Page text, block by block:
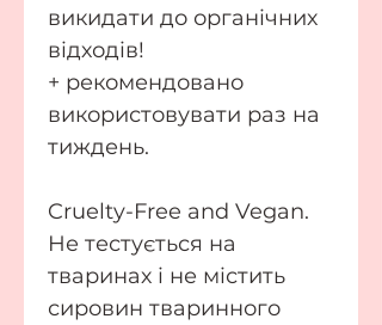
викидати до органічних
відходів!
+ рекомендовано
використовувати раз на
тиждень.
Cruelty-Free and Vegan.
Не тестується на
тваринах і не містить
сировин тваринного